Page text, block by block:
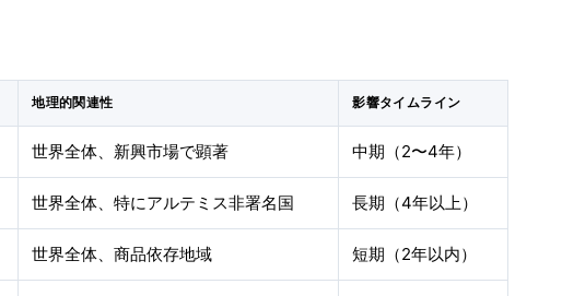
地理的関連性 影響タイムライン
世界全体、新興市場で顕著 中期（2〜4年）
世界全体、特にアルテミス非署名国 長期（4年以上）
世界全体、商品依存地域 短期（2年以内）